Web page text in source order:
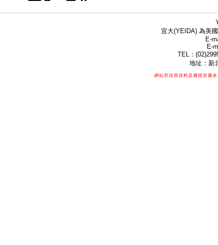
宜大(YEIDA) 為美
E-
E-
TEL：
地址：新
網站所採用資料及圖檔皆屬